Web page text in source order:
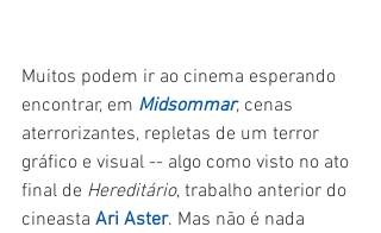
Muitos podem ir ao cinema esperando
encontrar, em Midsommar, cenas
aterrorizantes, repletas de um terror
gráfico e visual -- algo como visto no ato
final de Hereditário, trabalho anterior do
cineasta Ari Aster. Mas não é nada